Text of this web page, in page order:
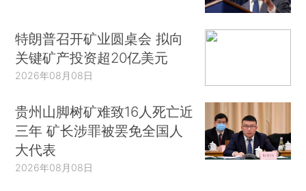
特朗普召开矿业圆桌会 拟向
关键矿产投资超20亿美元
2026年08月08日
贵州山脚树矿难致16人死亡近
三年 矿长涉罪被罢免全国人
大代表
2026年08月08日